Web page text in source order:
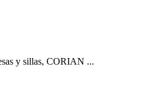
y sillas, CORIAN ...